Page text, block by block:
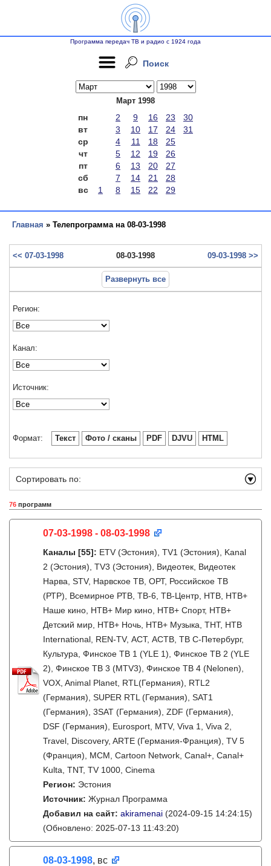
Программа передач ТВ и радио с 1924 года
Поиск
Март 1998
пн 2 9 16 23
30
вт
3 10 17 24
31
ср
4 11 18
25
чт
5 12 19
26
пт
6 13 20
27
сб
7 14 21
28
вс
1 8 15 22 29
Главная » Телепрограмма на 08-03-1998
<< 07-03-1998 08-03-1998 09-03-1998 >>
Развернуть все
Регион:
Канал:
Источник:
Формат: Текст Фото / сканы PDF DJVU HTML
Сортировать по:
76 программ
07-03-1998 - 08-03-1998
Каналы [55]: ETV (Эстония), TV1 (Эстония), Kanal
2 (Эстония), TV3 (Эстония), Видеотек, Видеотек
Нарва, STV, Нарвское ТВ, ОРТ, Российское ТВ
(РТР), Всемирное РТВ, ТВ-6, ТВ-Центр, НТВ, НТВ+
Наше кино, НТВ+ Мир кино, НТВ+ Спорт, НТВ+
Детский мир, НТВ+ Ночь, НТВ+ Музыка, ТНТ, НТВ
International, REN-TV, АСТ, АСТВ, ТВ С-Петербург,
Культура, Финское ТВ 1 (YLE 1), Финское ТВ 2 (YLE
2), Финское ТВ 3 (MTV3), Финское ТВ 4 (Nelonen),
VOX, Animal Planet, RTL(Германия), RTL2
(Германия), SUPER RTL (Германия), SAT1
(Германия), 3SAT (Германия), ZDF (Германия),
DSF (Германия), Eurosport, MTV, Viva 1, Viva 2,
Travel, Discovery, ARTE (Германия-Франция), TV 5
(Франция), MCM, Cartoon Network, Canal+, Canal+
Kulta, TNT, TV 1000, Cinema
Регион: Эстония
Источник: Журнал Программа
Добавил на сайт: akiramenai (2024-09-15 14:24:15)
(Обновлено: 2025-07-13 11:43:20)
08-03-1998, вс